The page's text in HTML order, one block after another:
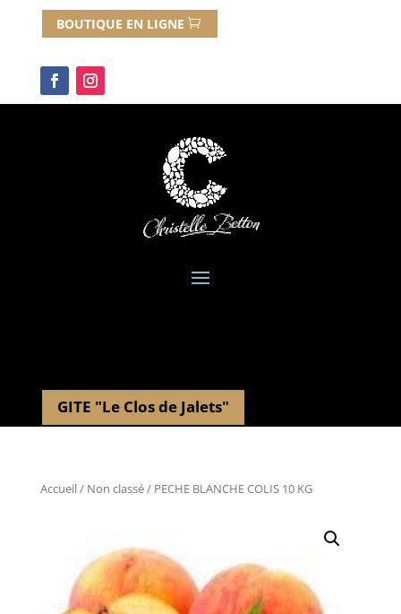
BOUTIQUE EN LIGNE
GITE "Le Clos de Jalets"
Accueil/ Non classé/ PECHE BLANCHE COLIS 10 KG